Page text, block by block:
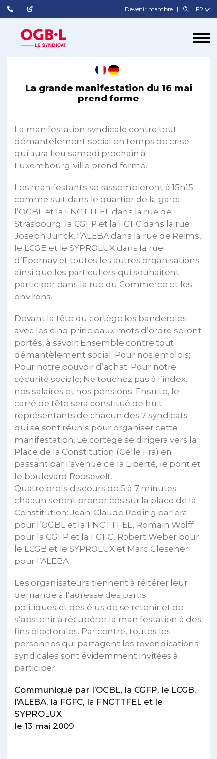
Devenir membre
La grande manifestation du 16 mai
prend forme
La manifestation syndicale contre tout
démantèlement social en temps de crise
qui aura lieu samedi prochain à
Luxembourg-ville prend forme.
Les manifestants se rassembleront à 15h15
comme suit dans le quartier de la gare:
l’OGBL et la FNCTTFEL dans la rue de
Strasbourg, la CGFP et la FGFC dans la rue
Joseph Junck, l’ALEBA dans la rue de Reims,
le LCGB et le SYPROLUX dans la rue
d’Epernay et toutes les autres organisations
ainsi que les particuliers qui souhaitent
participer dans la rue du Commerce et les
environs.
Devant la tête du cortège les banderoles
avec les cinq principaux mots d’ordre seront
portés, à savoir: Ensemble contre tout
démantèlement social; Pour nos emplois;
Pour notre pouvoir d’achat; Pour notre
sécurité sociale; Ne touchez pas à l’index,
nos salaires et nos pensions. Ensuite, le
carré de tête sera constitué de huit
représentants de chacun des 7 syndicats
qui se sont réunis pour organiser cette
manifestation. Le cortège se dirigera vers la
Place de la Constitution (Gëlle Fra) en
passant par l’avenue de la Liberté, le pont et
le boulevard Roosevelt.
Quatre brefs discours de 5 à 7 minutes
chacun seront prononcés sur la place de la
Constitution: Jean-Claude Reding parlera
pour l’OGBL et la FNCTTFEL, Romain Wolff
pour la CGFP et la FGFC, Robert Weber pour
le LCGB et le SYPROLUX et Marc Glesener
pour l’ALEBA.
Les organisateurs tiennent à réitérer leur
demande à l’adresse des partis
politiques et des élus de se retenir et de
s’abstenir à récupérer la manifestation à des
fins électorales. Par contre, toutes les
personnes qui partagent les revendications
syndicales sont évidemment invitées à
participer.
Communiqué par l’OGBL, la CGFP, le LCGB,
l’ALEBA, la FGFC, la FNCTTFEL et le
SYPROLUX
le 13 mai 2009